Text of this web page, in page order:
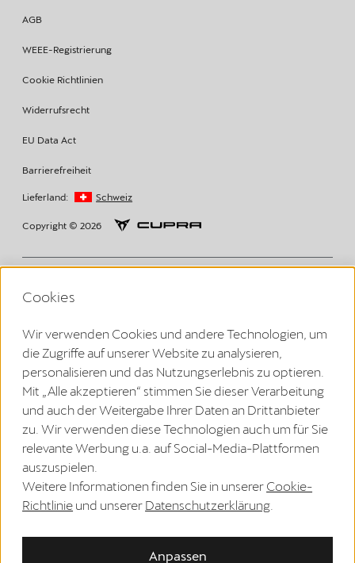
AGB
WEEE-Registrierung
Cookie Richtlinien
Widerrufsrecht
EU Data Act
Barrierefreiheit
Lieferland: Schweiz
Copyright © 2026
Volkswagen Group Charging GmbH Disclaimer
Elli Charger (1. Generation ab 2020):
Die LTE-Funktionalität darf ausschließlich innerhalb der EU-
Mitgliedsstaaten sowie im Vereinigten Königreich, der Schweiz, und
Norwegen genutzt werden.
Elli Charger 2 (2. Generation ab 2024):
Die LTE-Funktionalität darf ausschließlich innerhalb der EU-
Mitgliedsstaaten sowie im Vereinigten Königreich, der Schweiz,
Liechtenstein, Island und Norwegen genutzt werden.
² Intelligentes Laden:
Die Smart Charging Funktionen sind zunächst über eine Verlinkung
der Fahrzeug-App mit der Elli Smart Charging App verfügbar.
Perspektivisch werden die Smart Charging Funktionen direkt in der
Marken App integriert.
³ Kommunikationsprotokoll:
Das OCPP-Zertifikat wird benötigt, damit sich die Wallbox mit dem
vorhandener Internetverbindung das OCPP-Zertifikat für weitere 160
Cookies
Wir verwenden Cookies und andere Technologien, um
die Zugriffe auf unserer Website zu analysieren,
personalisieren und das Nutzungserlebnis zu optieren.
Mit „Alle akzeptieren“ stimmen Sie dieser Verarbeitung
und auch der Weitergabe Ihrer Daten an Drittanbieter
zu. Wir verwenden diese Technologien auch um für Sie
relevante Werbung u.a. auf Social-Media-Plattformen
auszuspielen.
Weitere Informationen finden Sie in unserer Cookie-
Richtlinie und unserer Datenschutzerklärung
Anpassen